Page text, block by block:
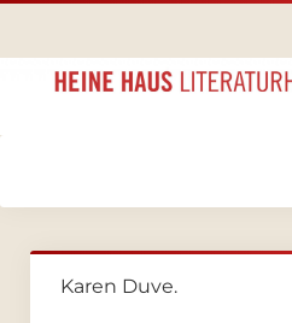
Startseite
Karen Duve.